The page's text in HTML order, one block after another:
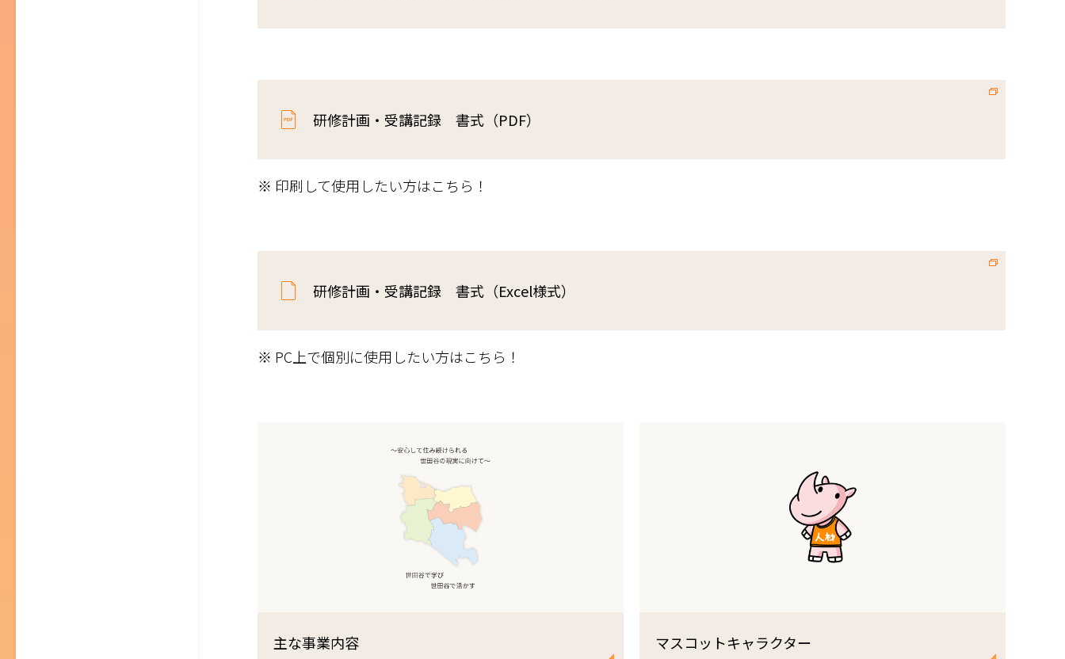
研修計画・受講記録 書式（PDF）
※ 印刷して使用したい方はこちら！
研修計画・受講記録 書式（Excel様式）
※ PC上で個別に使用したい方はこちら！
主な事業内容 マスコットキャラクター